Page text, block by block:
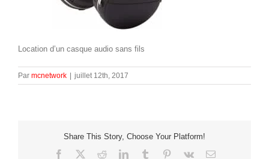
Location d’un casque audio sans fils
Par mcnetwork juillet 12th, 2017
Share This Story, Choose Your Platform!
Facebook RedditLinkedInTumblr Pinterest
Vk Email